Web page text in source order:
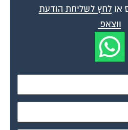
אולחץ לשליחת הודעת
ווצאפ